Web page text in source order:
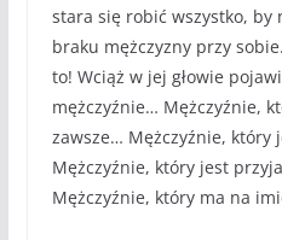
stara się robić wszystko, by
braku mężczyzny przy
to! Wciąż w jej głowie
mężczyźnie… Mężczyźnie,
zawsze… Mężczyźnie,
Mężczyźnie, który jest
Mężczyźnie, który ma na